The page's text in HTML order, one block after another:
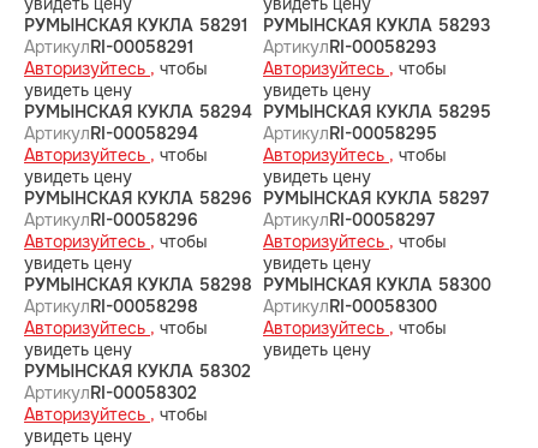
РУМЫНСКАЯ КУКЛА 58291
АртикулRI-00058291
Авторизуйтесь , чтобы
увидеть цену
РУМЫНСКАЯ КУКЛА 58293
АртикулRI-00058293
Авторизуйтесь , чтобы
увидеть цену
РУМЫНСКАЯ КУКЛА 58294
АртикулRI-00058294
Авторизуйтесь , чтобы
увидеть цену
РУМЫНСКАЯ КУКЛА 58295
АртикулRI-00058295
Авторизуйтесь , чтобы
увидеть цену
РУМЫНСКАЯ КУКЛА 58296
АртикулRI-00058296
Авторизуйтесь , чтобы
увидеть цену
РУМЫНСКАЯ КУКЛА 58297
АртикулRI-00058297
Авторизуйтесь , чтобы
увидеть цену
РУМЫНСКАЯ КУКЛА 58298
АртикулRI-00058298
Авторизуйтесь , чтобы
увидеть цену
РУМЫНСКАЯ КУКЛА 58300
АртикулRI-00058300
Авторизуйтесь , чтобы
увидеть цену
РУМЫНСКАЯ КУКЛА 58302
АртикулRI-00058302
Авторизуйтесь , чтобы
увидеть цену